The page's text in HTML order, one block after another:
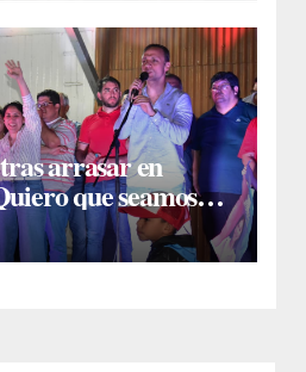
arrasar en
que seamos
todos los
estemos